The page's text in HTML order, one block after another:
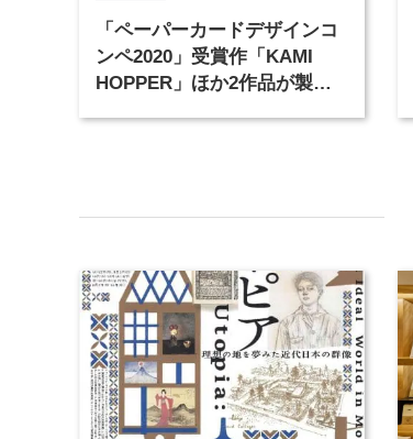
「ペーパーカードデザインコ
ンペ2020」受賞作「KAMI
HOPPER」ほか2作品が製品